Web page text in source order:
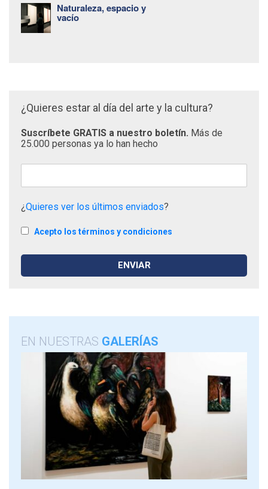
Naturaleza, espacio y
vacío
¿Quieres estar al día del arte y la cultura?
Suscríbete GRATIS a nuestro boletín. Más de
25.000 personas ya lo han hecho
¿Quieres ver los últimos enviados?
Acepto los términos y condiciones
EN NUESTRAS GALERÍAS